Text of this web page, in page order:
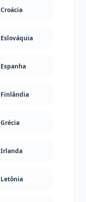
Croácia
Eslováquia
Espanha
Finlândia
Grécia
Irlanda
Letônia